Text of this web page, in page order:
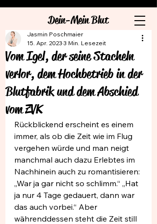
Dein-Mein Blut
Vom Igel, der seine Stacheln
verlor, dem Hochbetrieb in der
Blutfabrik und dem Abschied
vom ZVK
Jasmin Poschmaier
15. Apr. 2023 3 Min. Lesezeit
Rückblickend erscheint es einem
immer, als ob die Zeit wie im Flug
vergehen würde und man neigt
manchmal auch dazu Erlebtes im
Nachhinein auch zu romantisieren:
„War ja gar nicht so schlimm.“ „Hat
ja nur 4 Tage gedauert, dann war
das auch vorbei.“ Aber
währenddessen steht die Zeit still